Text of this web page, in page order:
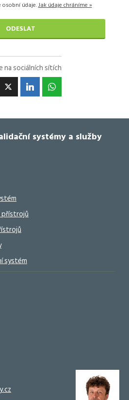
osobní údaje.Jak údaje chráníme »
na sociálních sítích
systémy a služby
přístrojů
systém